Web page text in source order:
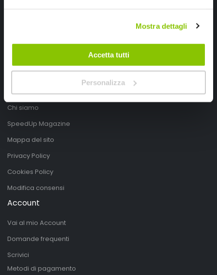
Mostra dettagli
Accetta tutti
Personalizza
Treviso, Italy 31040
Speedup.it by Trio Group
Telefono0423.601555
Chi siamo
SpeedUp Magazine
Mappa del sito
Privacy Policy
Cookies Policy
Modifica consensi
Account
Vai al mio Account
Domande frequenti
Scrivici
Metodi di pagamento